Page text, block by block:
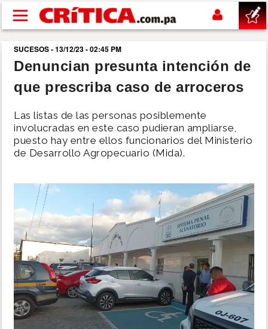
Pasar al contenido principal
buscar
SUCESOS
NACIONAL
POLÍTICA
DEPORTES
MUNDO
INSÓLITAS
MULTIMEDIA
SUCESOS - 13/12/23 - 02:45 PM
Denuncian presunta intención de
que prescriba caso de arroceros
Las listas de las personas posiblemente
involucradas en este caso pudieran ampliarse,
puesto hay entre ellos funcionarios del Ministerio
de Desarrollo Agropecuario (Mida).